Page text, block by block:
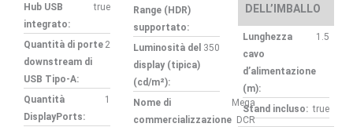
Hub USB
integrato:
true
Quantità di porte
downstream di
USB Tipo-A:
2
Quantità
DisplayPorts:
1
Range (HDR)
supportato:
Luminosità del
display (tipica)
(cd/m²):
350
Nome di
commercializzazione
Mega
DCR
DELL’IMBALLO
Lunghezza
cavo
d’alimentazione
(m):
1.5
Stand incluso: true